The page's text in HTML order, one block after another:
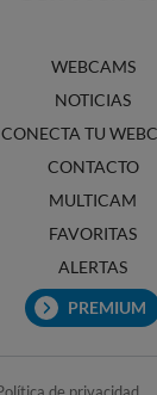
WEBCAMS
NOTICIAS
CONECTA TU
CONTACTO
MULTICAM
FAVORITAS
ALERTAS
PREMIUM